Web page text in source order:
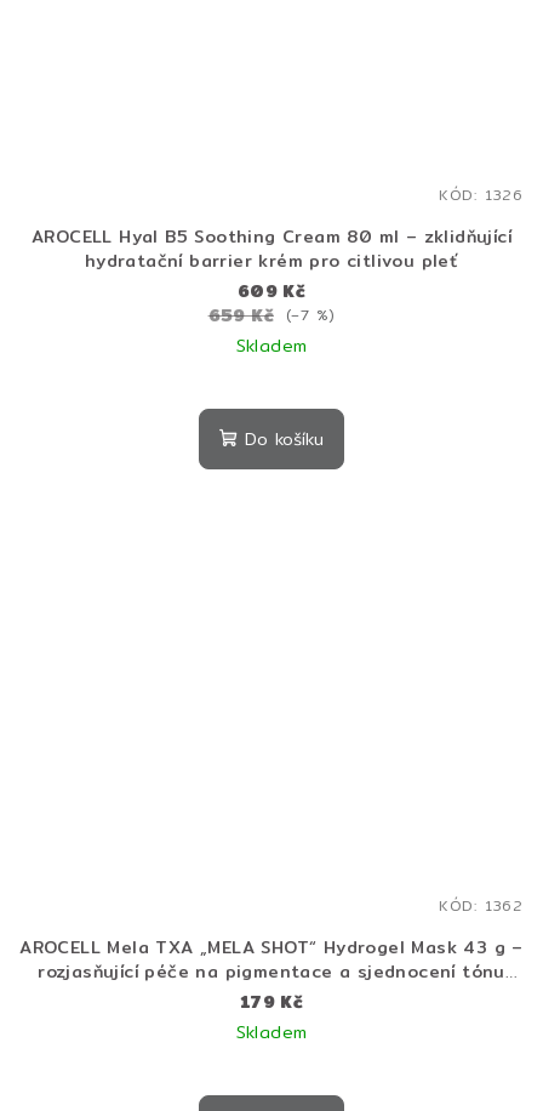
AROCELL Hyal B5 Soothing Cream 80 ml – zklidňující
hydratační barrier krém pro citlivou pleť
609 Kč
659 Kč (–7 %)
Skladem
Do košíku
KÓD: 1326
AROCELL Mela TXA „MELA SHOT“ Hydrogel Mask 43 g –
rozjasňující péče na pigmentace a sjednocení tónu
pleti
179 Kč
Skladem
KÓD: 1362